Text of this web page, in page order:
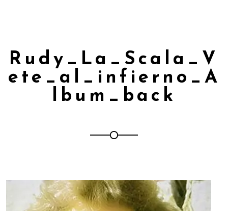
Rudy_La_Scala_V
ete_al_infierno_A
lbum_back